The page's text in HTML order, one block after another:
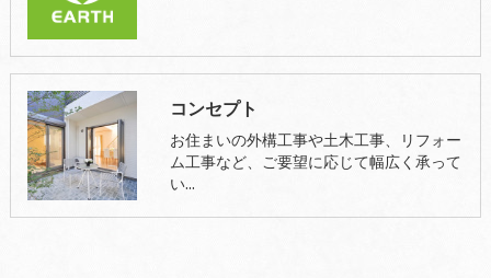
コンセプト
お住まいの外構工事や土木工事、リフォー
ム工事など、ご要望に応じて幅広く承って
い…